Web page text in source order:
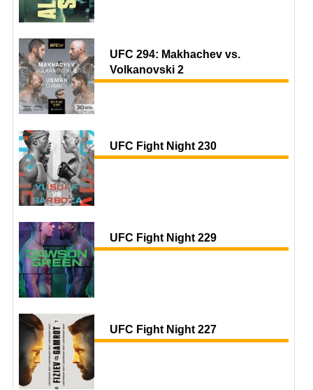
UFC 294: Makhachev vs.
Volkanovski 2
UFC Fight Night 230
UFC Fight Night 229
UFC Fight Night 227